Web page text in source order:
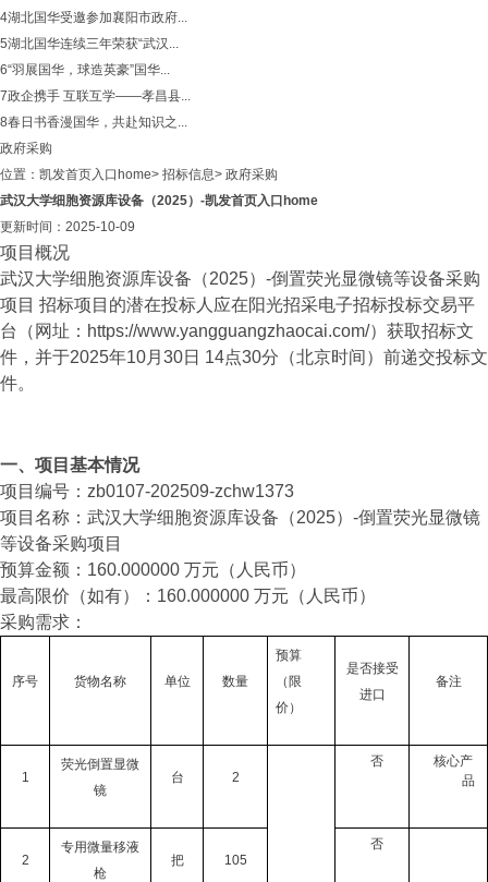
4湖北国华受邀参加襄阳市政府...
5湖北国华连续三年荣获“武汉...
6“羽展国华，球造英豪”国华...
7政企携手 互联互学——孝昌县...
8春日书香漫国华，共赴知识之...
政府采购
位置： 凯发首页入口home> 招标信息> 政府采购
武汉大学细胞资源库设备（2025）-凯发首页入口home
更新时间：2025-10-09
项目概况
武汉大学细胞资源库设备（2025）-倒置荧光显微镜等设备采购
项目 招标项目的潜在投标人应在阳光招采电子招标投标交易平
台（网址：https://www.yangguangzhaocai.com/）获取招标文
件，并于2025年10月30日 14点30分（北京时间）前递交投标文
件。
一、项目基本情况
项目编号：zb0107-202509-zchw1373
项目名称：武汉大学细胞资源库设备（2025）-倒置荧光显微镜
等设备采购项目
预算金额：160.000000 万元（人民币）
最高限价（如有）：160.000000 万元（人民币）
采购需求：
序号 货物名称 单位 数量
预算
（限
价）
是否接受
进口
备注
1
荧光倒置显微
镜
台 2
否
核心产
品
2
专用微量移液
枪
把 105
否